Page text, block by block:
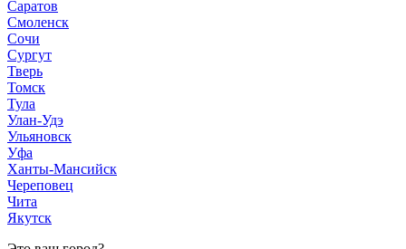
Саратов
Смоленск
Сочи
Сургут
Тверь
Томск
Тула
Улан-Удэ
Ульяновск
Уфа
Ханты-Мансийск
Череповец
Чита
Якутск